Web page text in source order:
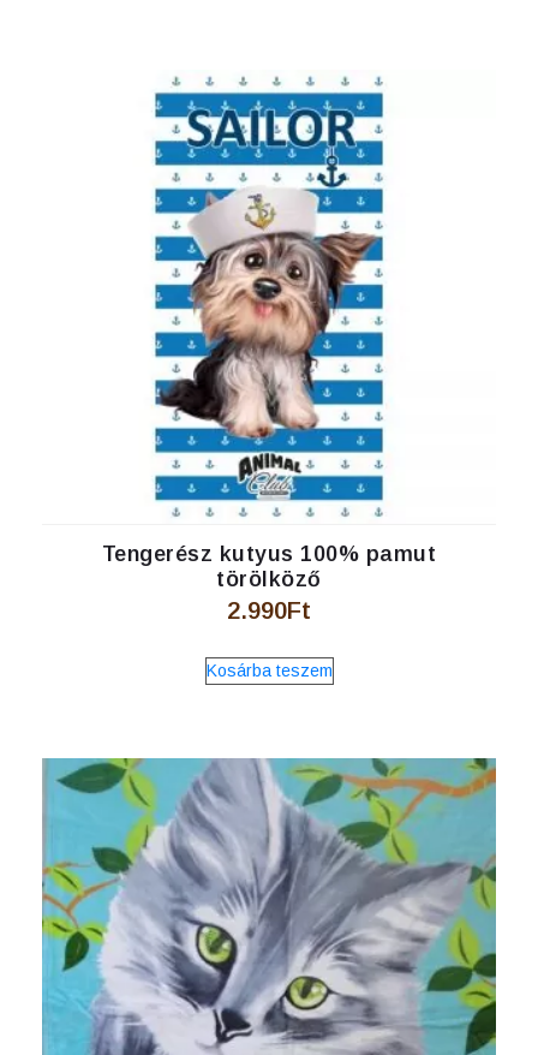
Tengerész kutyus 100% pamut
törölköző
2.990Ft
Kosárba teszem